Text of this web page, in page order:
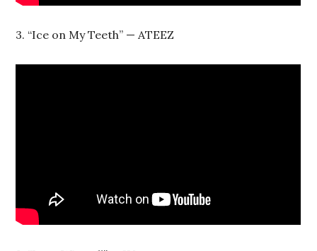
3. “Ice on My Teeth” — ATEEZ